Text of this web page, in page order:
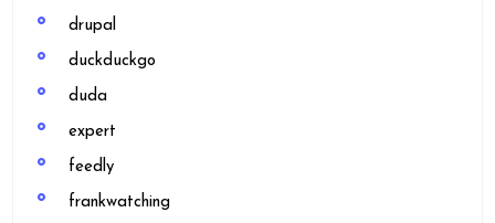
drupal
duckduckgo
duda
expert
feedly
frankwatching